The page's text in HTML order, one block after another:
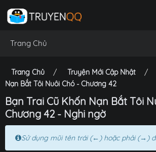
Trang Chủ
Trang Chủ Truyện Mới Cập Nhật
Nạn Bắt Tôi Nuôi Chó - Chương 42
Bạn Trai Cũ Khốn Nạn Bắt Tôi
Chương 42 - Nghi ngờ
Sử dụng mũi tên trái (←) hoặc phải (→)